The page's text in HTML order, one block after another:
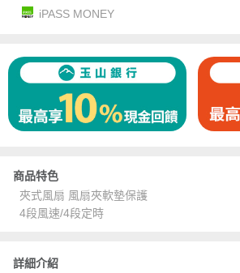
iPASS MONEY
商品特色
夾式風扇 風扇夾軟墊保護
4段風速/4段定時
詳細介紹